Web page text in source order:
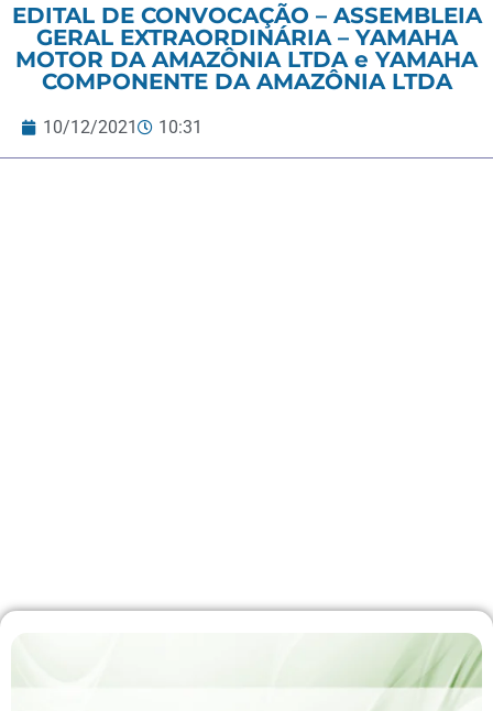
EDITAL DE CONVOCAÇÃO – ASSEMBLEIA
GERAL EXTRAORDINÁRIA – YAMAHA
MOTOR DA AMAZÔNIA LTDA e YAMAHA
COMPONENTE DA AMAZÔNIA LTDA
10/12/2021 10:31